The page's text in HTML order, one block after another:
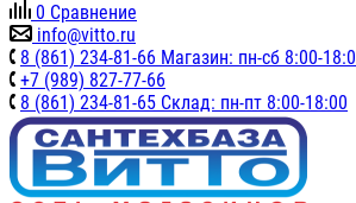
0 Сравнение
info@vitto.ru
8 (861) 234-81-66 Магазин: пн-сб 8:00-
+7 (989) 827-77-66
8 (861) 234-81-65 Склад: пн-пт 8:00-18:00